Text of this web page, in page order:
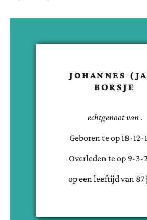
JOHANNES
BORSJE
echtgenoot van .
Geboren teop 18-12-
Overleden teop 9-3-
op een leeftijd van 87